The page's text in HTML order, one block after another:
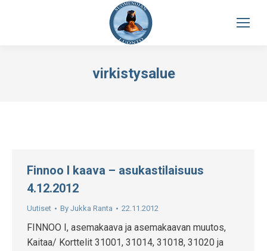
virkistysalue
Finnoo I kaava – asukastilaisuus
4.12.2012
Uutiset By Jukka Ranta 22.11.2012
FINNOO I, asemakaava ja asemakaavan muutos,
Kaitaa/ Korttelit 31001, 31014, 31018, 31020 ja